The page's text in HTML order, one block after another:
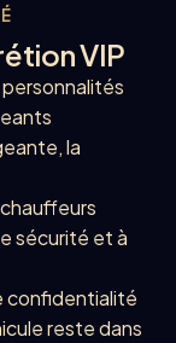
VIP
la
sécurité et à
confidentialité
reste dans